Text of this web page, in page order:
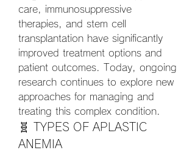
care, immunosuppressive
therapies, and stem cell
transplantation have significantly
improved treatment options and
patient outcomes. Today, ongoing
research continues to explore new
approaches for managing and
treating this complex condition.
🧬 TYPES OF APLASTIC
ANEMIA